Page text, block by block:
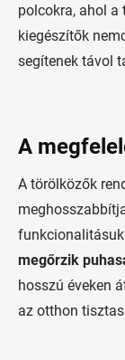
polcokra, ahol a
kiegészítők
segítenek távol
A
A törölközők
megőrzik
hosszú éveken
az otthon